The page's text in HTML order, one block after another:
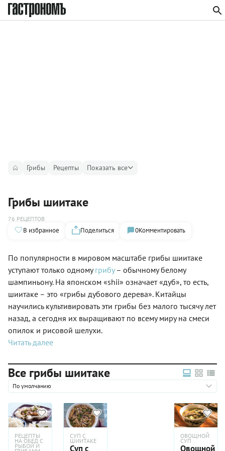
Грибы Рецепты Показать все
Грибы шиитаке
76 РЕЦЕПТОВ
В избранное Поделиться 0Комментировать
По популярности в мировом масштабе грибы шиитаке
уступают только одномугрибу– обычному белому
шампиньону. На японском «shii» означает «дуб», то есть,
шиитаке – это «грибы дубового дерева». Китайцы
научились культивировать эти грибы без малого тысячу лет
назад, а сегодня их выращивают по всему миру на смеси
опилок и рисовой шелухи.
Читать далее
Все грибы шиитаке
По умолчанию
РЕЦЕПТЫ
НА ОБЕД С
РЫБОЙ И
СУП С
ШИИТАКЕ
Суп с
ОВОЩНОЙ
СУП
Овощной